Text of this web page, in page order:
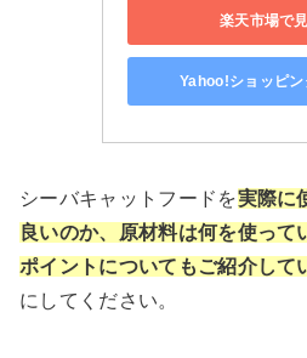
楽天市場で
Yahoo!ショッピン
シーバキャットフードを実際に
良いのか、原材料は何を使って
ポイントについてもご紹介して
にしてください。